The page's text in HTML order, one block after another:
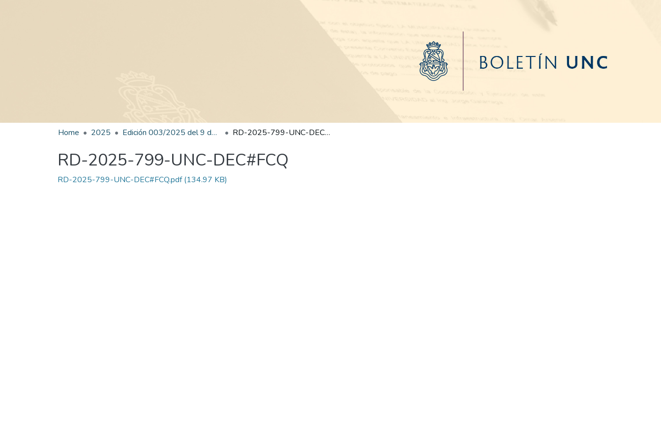
Home 2025 Edición 003/2025 del 9 de junio de 2025 RD-2025-799-UNC-DEC#FCQ
RD-2025-799-UNC-DEC#FCQ
RD-2025-799-UNC-DEC#FCQ.pdf(134.97 KB)